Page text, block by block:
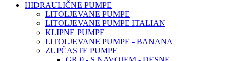
HIDRAULIČNE PUMPE
LITOLJEVANE PUMPE
LITOLJEVANE PUMPE ITALIAN
KLIPNE PUMPE
LITOLJEVANE PUMPE - BANANA
ZUPČASTE PUMPE